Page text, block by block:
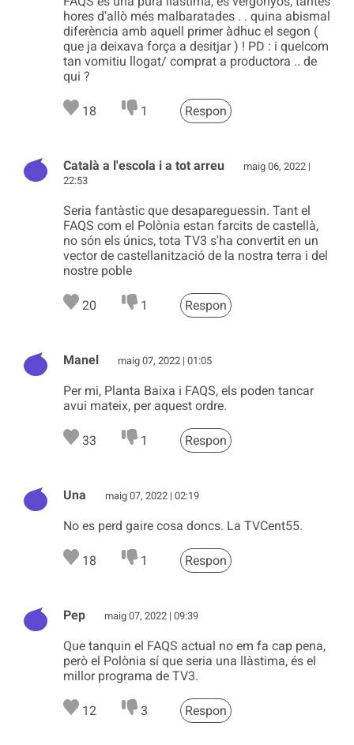
hores d'allò més malbaratades . . quina abismal
diferència amb aquell primer àdhuc el segon (
que ja deixava força a desitjar ) ! PD : i quelcom
tan vomitiu llogat/ comprat a productora .. de
qui ?
18 1 Respon
Català a l'escola i a tot arreu
maig 06, 2022 |
22:53
Seria fantàstic que desapareguessin. Tant el
FAQS com el Polònia estan farcits de castellà,
no són els únics, tota TV3 s'ha convertit en un
vector de castellanització de la nostra terra i del
nostre poble
20 1 Respon
Manel maig 07, 2022 | 01:05
Per mi, Planta Baixa i FAQS, els poden tancar
avui mateix, per aquest ordre.
33 1 Respon
Una maig 07, 2022 | 02:19
No es perd gaire cosa doncs. La TVCent55.
18 1 Respon
Pep maig 07, 2022 | 09:39
Que tanquin el FAQS actual no em fa cap pena,
però el Polònia sí que seria una llàstima, és el
millor programa de TV3.
12 3 Respon